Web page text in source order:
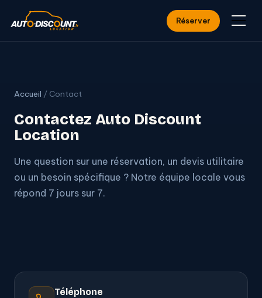
Accueil / Contact
Contactez Auto Discount
Location
Une question sur une réservation, un devis utilitaire
ou un besoin spécifique ? Notre équipe locale vous
répond 7 jours sur 7.
Téléphone
Réserver